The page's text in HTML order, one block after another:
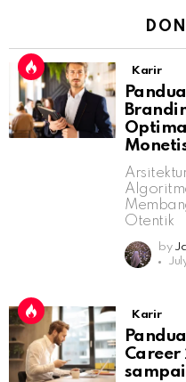
Karir
Otentik
by
Karir
Career